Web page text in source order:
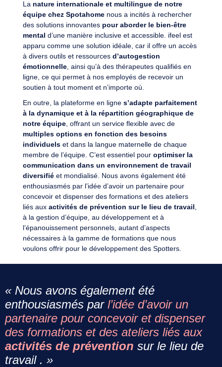
La nature internationale et multilingue de notre
équipe chez Spotahome nous a incités à rechercher
des solutions innovantes pour aborder le bien-être
mental d’une manière inclusive et accessible. ifeel est
apparu comme une solution idéale, car il offre un accès
à divers outils et ressources d’autogestion
émotionnelle , ainsi qu’à des thérapeutes qualifiés en
ligne, ce qui permet à nos employés de recevoir un
soutien à tout moment et n’importe où.
En outre, la plateforme en ligne s’adapte parfaitement
à la dynamique et à la répartition géographique de
notre équipe , offrant un service flexible avec de
multiples options en fonction des besoins
individuels et dans la langue maternelle de chaque
membre de l’équipe. C’est essentiel pour optimiser la
communication dans un environnement de travail
diversifié et mondialisé. Nous avons également été
enthousiasmés par l’idée d’avoir un partenaire pour
concevoir et dispenser des formations et des ateliers
liés aux activités de prévention sur le lieu de travail
à la gestion d’équipe, au développement et à
l’épanouissement personnels, autant d’aspects
nécessaires à la gamme de formations que nous
voulons offrir pour le développement des Spotters.
« Nous avons également été
enthousiasmés par l’idée d’avoir un
partenaire pour concevoir et dispenser
des formations et des ateliers liés aux
activités de prévention sur le lieu de
travail . »